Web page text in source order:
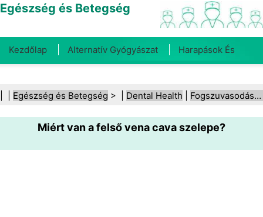
Egészség és Betegség
Kezdőlap Alternatív Gyógyászat Harapások És
Fogegészség Diéta És Táplálkozás Családi
Egészség Egészségügyi Ágazat Mentális Egészség
Közegészségügy És Biztonság Sebészet És
Egészség és Betegség > | Dental Health Fogszuvasodás (lyukas fog)
Miért van a felső vena cava szelepe?